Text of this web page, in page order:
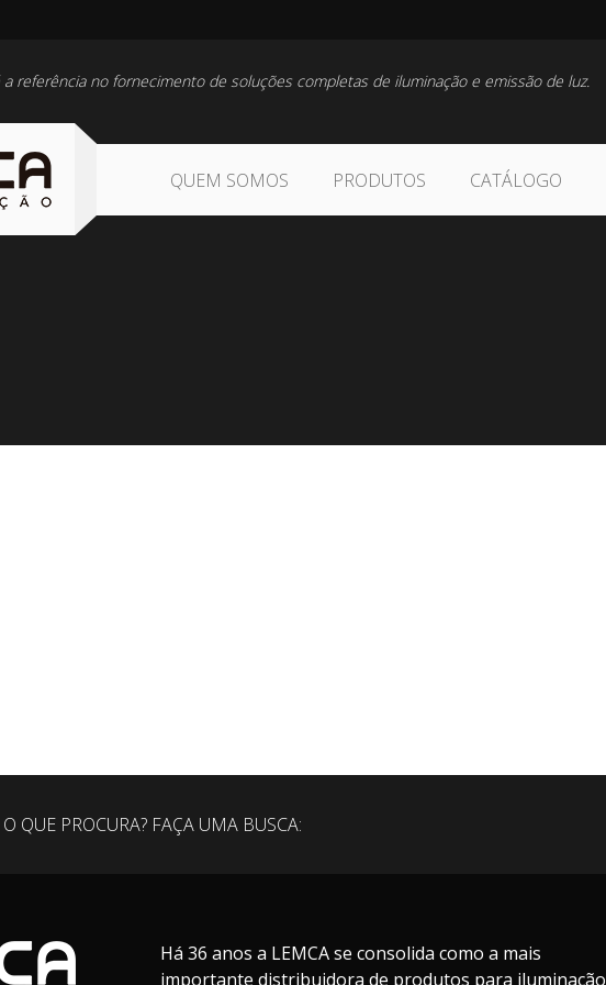
a referência no fornecimento de soluções completas de iluminação e emissão de luz.
QUEM SOMOS PRODUTOS CATÁLOGO
QUE PROCURA? FAÇA UMA BUSCA:
Há 36 anos a LEMCA se consolida como a mais
importante distribuidora de produtos para iluminação